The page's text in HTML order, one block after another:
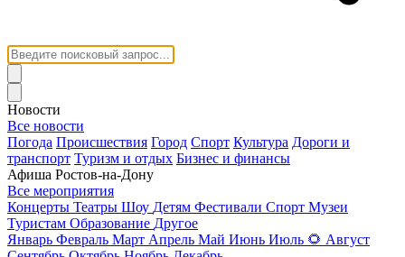
Новости
Все новости
Погода Происшествия Город Спорт Культура Дороги и
транспорт Туризм и отдых Бизнес и финансы
Афиша Ростов-на-Дону
Все мероприятия
Концерты Театры Шоу Детям Фестивали Спорт Музеи
Туристам Образование Другое
Январь Февраль Март Апрель Май Июнь Июль 🌻 Август